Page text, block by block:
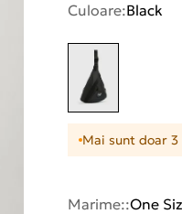
Culoare:Black
Mai sunt doar 3
Marime::One